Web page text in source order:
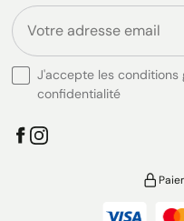
J'accepte les conditions
confidentialité